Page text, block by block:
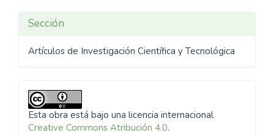
Sección
Artículos de Investigación Científica y Tecnológica
Esta obra está bajo una licencia internacional
Creative Commons Atribución 4.0.